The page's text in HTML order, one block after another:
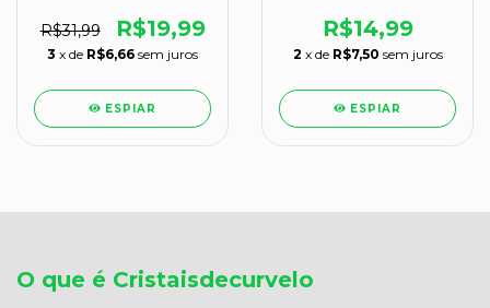
R$31,99
R$19,99
3 x de R$6,66 sem juros
ESPIAR
R$14,99
2 x de R$7,50 sem juros
ESPIAR
O que é Cristaisdecurvelo